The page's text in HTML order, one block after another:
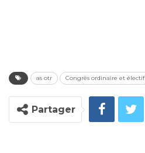
as otr Congrès ordinaire et électif
Partager